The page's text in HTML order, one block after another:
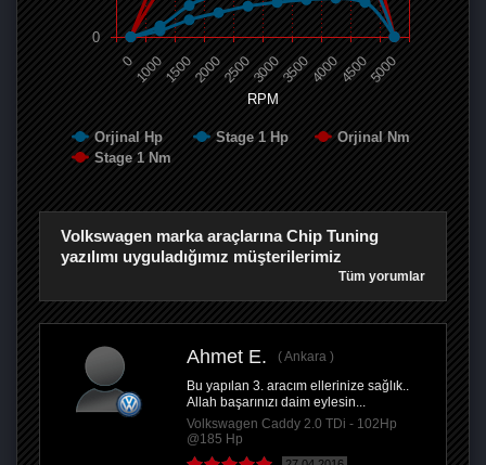
RPM
Orjinal Hp Stage 1 Hp
Orjinal Nm
Stage 1 Nm
0 100015002000250030003500400045005000
0
Volkswagen marka araçlarına Chip Tuning
yazılımı uyguladığımız müşterilerimiz
Tüm yorumlar
Ahmet E.
Ankara
Bu yapılan 3. aracım ellerinize sağlık..
Allah başarınızı daim eylesin...
Volkswagen Caddy 2.0 TDi - 102Hp
@185 Hp